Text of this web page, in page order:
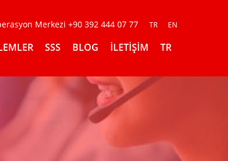
Merkezi +90 392 444 07 77 TR EN
SSS BLOG İLETİŞİM TR